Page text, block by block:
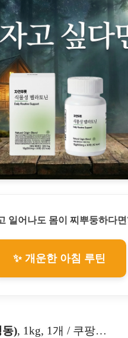
일어나도 몸이 찌뿌둥하다면
✨ 개운한 아침 루틴
동), 1kg, 1개 / 쿠팡…